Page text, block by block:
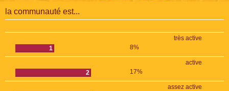
la communauté est...
très active
1
8%
active
2
17%
assez active